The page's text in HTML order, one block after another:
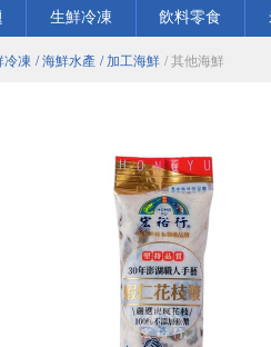
生鮮冷凍 飲料零食
冷凍 / 海鮮水產 / 加工海鮮 / 其他海鮮